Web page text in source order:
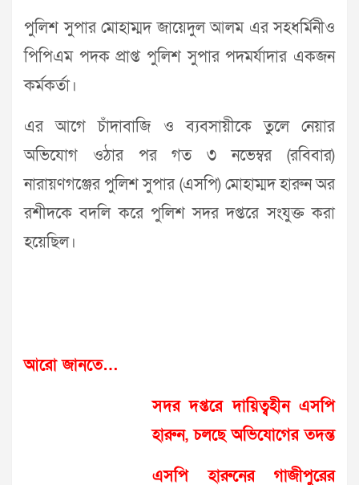
পুলিশ সুপার মোহাম্মদ জায়েদুল আলম এর সহধর্মিনীও
পিপিএম পদক প্রাপ্ত পুলিশ সুপার পদমর্যাদার একজন
কর্মকর্তা।
এর আগে চাঁদাবাজি ও ব্যবসায়ীকে তুলে নেয়ার
অভিযোগ ওঠার পর গত ৩ নভেম্বর (রবিবার)
নারায়ণগঞ্জের পুলিশ সুপার (এসপি) মোহাম্মদ হারুন অর
রশীদকে বদলি করে পুলিশ সদর দপ্তরে সংযুক্ত করা
হয়েছিল।
আরো জানতে…
সদর দপ্তরে দায়িত্বহীন এসপি
হারুন, চলছে অভিযোগের তদন্ত
এসপি হারুনের গাজীপুরের